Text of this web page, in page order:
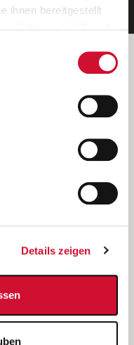
ihnen bereitgestellt
klicken, so stimmen
zu. Sie können
jederzeit widerrufen,
aufrufen und diese
Details zeigen
Unterfranken